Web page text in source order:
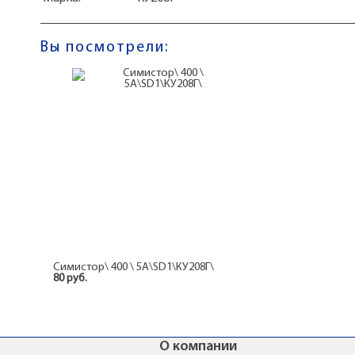
Вы посмотрели:
Симистор\ 400 \ 5А\SD1\КУ208Г\
80 руб.
О компании